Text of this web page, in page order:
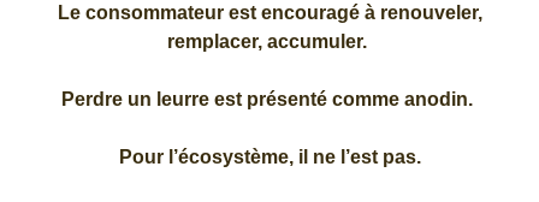
Le consommateur est encouragé à renouveler,
remplacer, accumuler.
Perdre un leurre est présenté comme anodin.
Pour l’écosystème, il ne l’est pas.